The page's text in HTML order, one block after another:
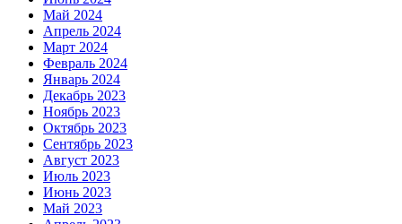
Май 2024
Апрель 2024
Март 2024
Февраль 2024
Январь 2024
Декабрь 2023
Ноябрь 2023
Октябрь 2023
Сентябрь 2023
Август 2023
Июль 2023
Июнь 2023
Май 2023